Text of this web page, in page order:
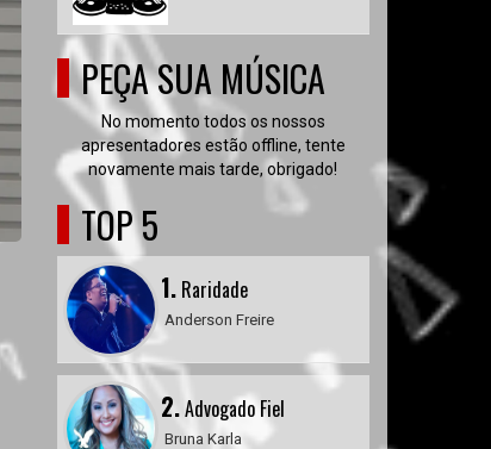
PEÇA SUA MÚSICA
No momento todos os nossos
apresentadores estão offline, tente
novamente mais tarde, obrigado!
TOP 5
1.Raridade
Anderson Freire
2.Advogado Fiel
Bruna Karla